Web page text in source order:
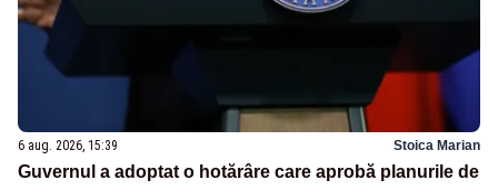
6 aug. 2026, 15:39 Stoica Marian
Guvernul a adoptat o hotărâre care aprobă planurile de